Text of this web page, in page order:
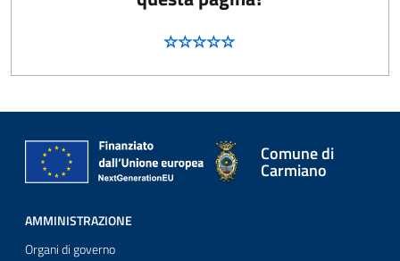
Comune di
Carmiano
AMMINISTRAZIONE
Organi di governo